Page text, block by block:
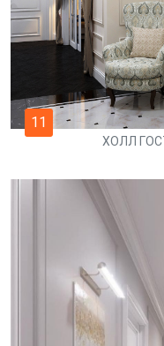
11
ХОЛЛ